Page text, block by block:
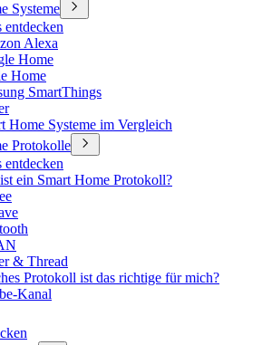
Systeme
entdecken
Alexa
Home
Home
SmartThings
Home Systeme im Vergleich
Protokolle
entdecken
ein Smart Home Protokoll?
& Thread
Protokoll ist das richtige für mich?
Kanal